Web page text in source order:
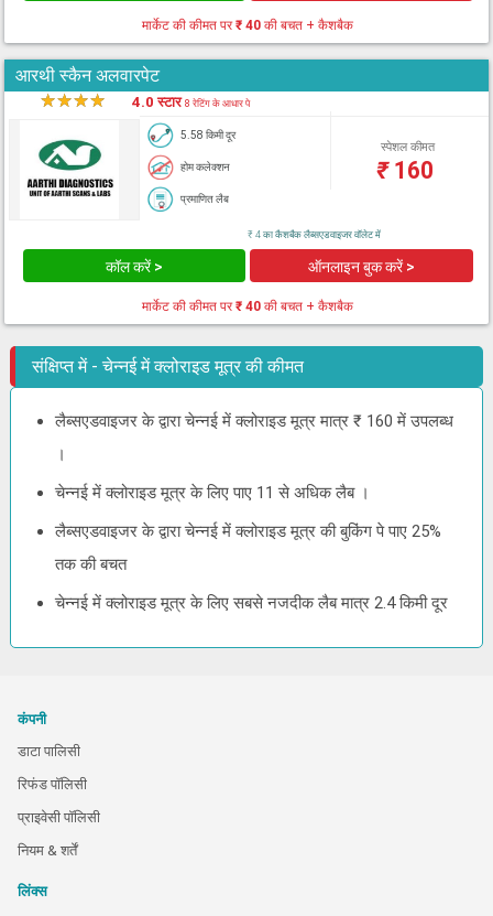
मार्केट की कीमत पर₹ 40 की बचत + कैशबैक
आरथी स्कैन अलवारपेट
★★★★ 4.0 स्टार8 रेटिंग के आधार पे
5.58 किमी दूर
होम कलेक्शन
प्रमाणित लैब
स्पेशल कीमत
₹160
₹ 4 का कैशबैक लैब्सएडवाइजर वॉलेट में
कॉल करें > ऑनलाइन बुक करें >
मार्केट की कीमत पर₹ 40 की बचत + कैशबैक
संक्षिप्त में - चेन्नई में क्लोराइड मूत्र की कीमत
लैब्सएडवाइजर के द्वारा चेन्नई में क्लोराइड मूत्र मात्र ₹ 160 में उपलब्ध
।
चेन्नई में क्लोराइड मूत्र के लिए पाए 11 से अधिक लैब ।
लैब्सएडवाइजर के द्वारा चेन्नई में क्लोराइड मूत्र की बुकिंग पे पाए 25%
तक की बचत
चेन्नई में क्लोराइड मूत्र के लिए सबसे नजदीक लैब मात्र 2.4 किमी दूर
कंपनी
डाटा पालिसी
रिफंड पॉलिसी
प्राइवेसी पॉलिसी
नियम & शर्तें
लिंक्स